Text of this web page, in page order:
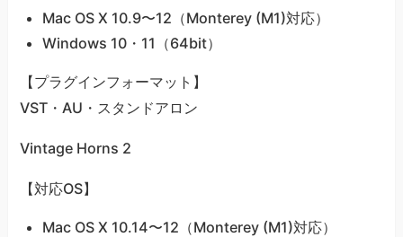
Mac OS X 10.9〜12（Monterey (M1)対応）
Windows 10・11（64bit）
【プラグインフォーマット】
VST・AU・スタンドアロン
Vintage Horns 2
【対応OS】
Mac OS X 10.14〜12（Monterey (M1)対応）